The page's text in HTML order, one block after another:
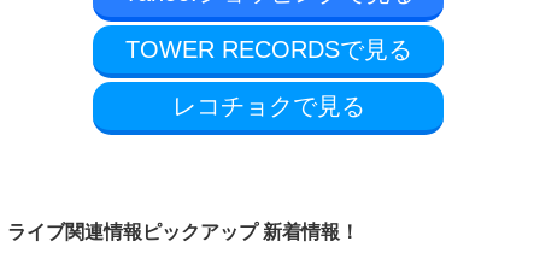
TOWER RECORDSで見る
レコチョクで見る
ライブ関連情報ピックアップ 新着情報！